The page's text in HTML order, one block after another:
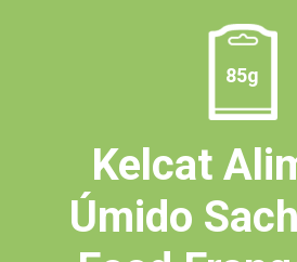
85g
Kelcat
Úmido